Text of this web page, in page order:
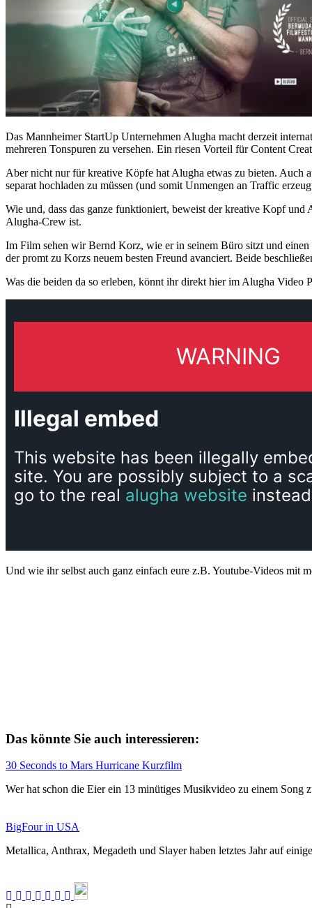
Das Mannheimer StartUp Unternehmen Alugha macht derzeit
mehreren Tonspuren zu versehen. Ein riesen Vorteil für Content
Aber nicht nur für kreative Köpfe hat Alugha etwas zu bieten. Auch
separat hochladen zu müssen (und somit Unmengen an Traffic
Wie und, dass das ganze funktioniert, beweist der kreative Kopf und
Alugha-Crew ist.
Im Film sehen wir Bernd Korz, wie er in seinem Büro sitzt und
der promt zu Korzs neuem besten Freund avanciert. Beide
Was die beiden da so erleben, könnt ihr direkt hier im Alugha
Und wie ihr selbst auch ganz einfach eure z.B. Youtube-Videos mit
Das könnte Sie auch interessieren:
30 Seconds to Mars Hurricane Kurzfilm
Wer hat schon die Eier ein 13 minütiges Musikvideo zu einem Song
BigFour in USA
Metallica, Anthrax, Megadeth und Slayer haben letztes Jahr auf